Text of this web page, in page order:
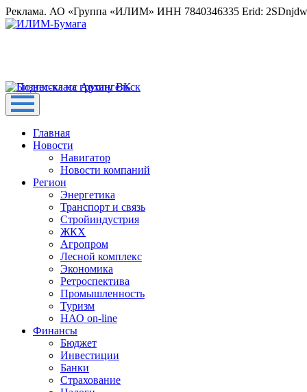
Реклама. АО «Группа «ИЛИМ» ИНН 7840346335 Erid:
Главная
Новости
Навигатор
Новости компаний
Регион
Энергетика
Транспорт и связь
Стройиндустрия
ЖКХ
Агропром
Лесной комплекс
Экономика
Ретроспектива
Промышленность
Туризм
НАО on-line
Финансы
Бюджет
Инвестиции
Банки
Страхование